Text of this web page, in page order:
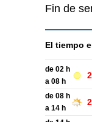
Fin de
El tiempo
de 02 h
a 08 h
de 08 h
a 14 h